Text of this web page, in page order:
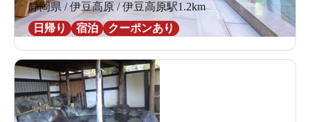
静岡県 / 伊豆高原 / 伊豆高原駅1.2km
日帰り
宿泊 クーポンあり